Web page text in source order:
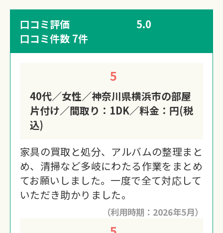
口コミ評価
5.0
口コミ件数 7件
5
40代／女性／神奈川県横浜市の部屋
片付け／間取り：1DK／料金：円(税
込)
家具の買取と処分、アルバムの整理まと
め、清掃など多岐にわたる作業をまとめ
てお願いしました。一度で全て対応して
いただき助かりました。
（利用時期：2026年5月）